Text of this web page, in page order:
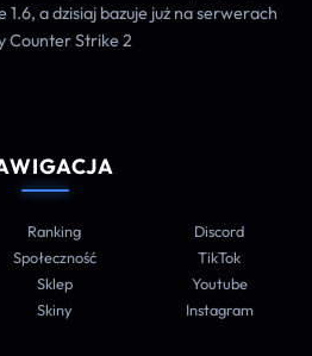
a dzisiaj bazuje już na serwerach
Counter Strike 2
Ranking
Społeczność
Sklep
Skiny
Discord
TikTok
Youtube
Instagram